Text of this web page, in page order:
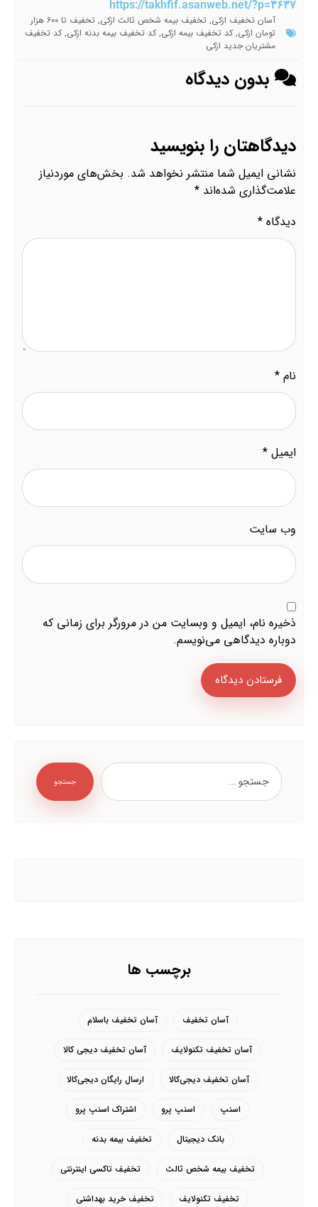
https://takhfif.asanweb.net/?p=۳۶۳۷
آسان تخفیف ازکی, تخفیف بیمه شخص ثالث ازکی,
تخفیف تا ۶۰۰ هزار
تومان ازکی,کد تخفیف بیمه ازکی,کد تخفیف بیمه بدنه ازکی,کد تخفیف
مشتریان جدید ازکی
بدون دیدگاه
دیدگاهتان را بنویسید
نشانی ایمیل شما منتشر نخواهد شد. بخش‌های موردنیاز
علامت‌گذاری شده‌اند *
دیدگاه *
نام *
ایمیل *
وب‌ سایت
ذخیره نام، ایمیل و وبسایت من در مرورگر برای زمانی که
دوباره دیدگاهی می‌نویسم.
فرستادن دیدگاه
جستجو
برچسب ها
آسان تخفیف آسان تخفیف باسلام
آسان تخفیف تکنولایف آسان تخفیف دیجی کالا
آسان تخفیف دیجی‌کالا ارسال رایگان دیجی‌کالا
اسنپ اسنپ پرو اشتراک اسنپ پرو
بانک دیجیتال تخفیف بیمه بدنه
تخفیف بیمه شخص ثالث تخفیف تاکسی اینترنتی
تخفیف تکنولایف تخفیف خرید بهداشتی